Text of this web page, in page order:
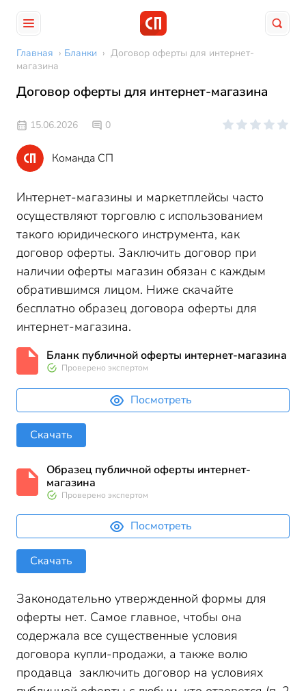
Главная › Бланки › Договор оферты для интернет-
магазина
Договор оферты для интернет-магазина
15.06.2026 0
Команда СП
Интернет-магазины и маркетплейсы часто
осуществляют торговлю с использованием
такого юридического инструмента, как
договор оферты. Заключить договор при
наличии оферты магазин обязан с каждым
обратившимся лицом. Ниже скачайте
бесплатно образец договора оферты для
интернет-магазина.
Бланк публичной оферты интернет-магазина
Проверено экспертом
Посмотреть
Скачать
Образец публичной оферты интернет-
магазина
Проверено экспертом
Посмотреть
Скачать
Законодательно утвержденной формы для
оферты нет. Самое главное, чтобы она
содержала все существенные условия
договора купли-продажи, а также волю
продавца заключить договор на условиях